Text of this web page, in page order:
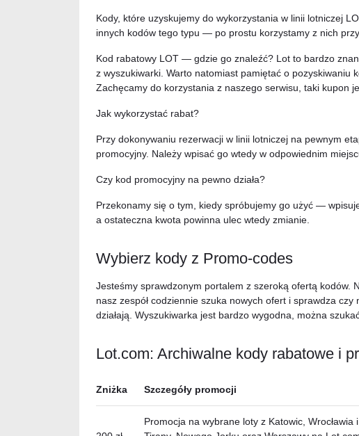
Kody, które uzyskujemy do wykorzystania w linii lotniczej
innych kodów tego typu — po prostu korzystamy z nich
Kod rabatowy LOT — gdzie go znaleźć? Lot to bardzo
z wyszukiwarki. Warto natomiast pamiętać o pozyskiwaniu
Zachęcamy do korzystania z naszego serwisu, taki kupon
Jak wykorzystać rabat?
Przy dokonywaniu rezerwacji w linii lotniczej na pewnym
promocyjny. Należy wpisać go wtedy w odpowiednim
Czy kod promocyjny na pewno działa?
Przekonamy się o tym, kiedy spróbujemy go użyć —
a ostateczna kwota powinna ulec wtedy zmianie.
Wybierz kody z Promo-codes
Jesteśmy sprawdzonym portalem z szeroką ofertą kodów.
nasz zespół codziennie szuka nowych ofert i sprawdza
działają. Wyszukiwarka jest bardzo wygodna, można
Lot.com: Archiwalne kody rabatowe i
Zniżka Szczegóły promocji
Promocja na wybrane loty z Katowic, Wrocławia